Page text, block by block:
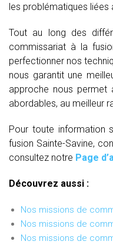
les problématiques
Tout au long des
commissariat à la
perfectionner nos
nous garantit une
approche nous permet
abordables, au meilleur
Pour toute information
fusion Sainte-Savine,
consultez notre Page
Découvrez aussi :
Nos missions de
Nos missions de
Nos missions de